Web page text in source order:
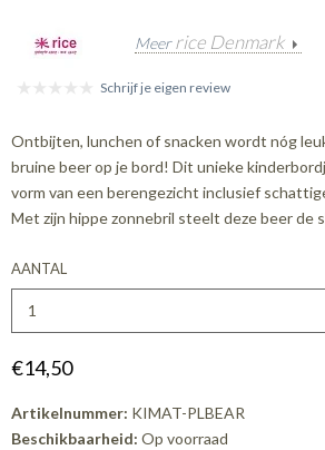
Meerrice Denmark
Schrijf je eigen review
Ontbijten, lunchen of snacken wordt nóg
bruine beer op je bord! Dit unieke
vorm van een berengezicht inclusief
Met zijn hippe zonnebril steelt deze beer de
AANTAL
€14,50
Artikelnummer: KIMAT-PLBEAR
Beschikbaarheid: Op voorraad